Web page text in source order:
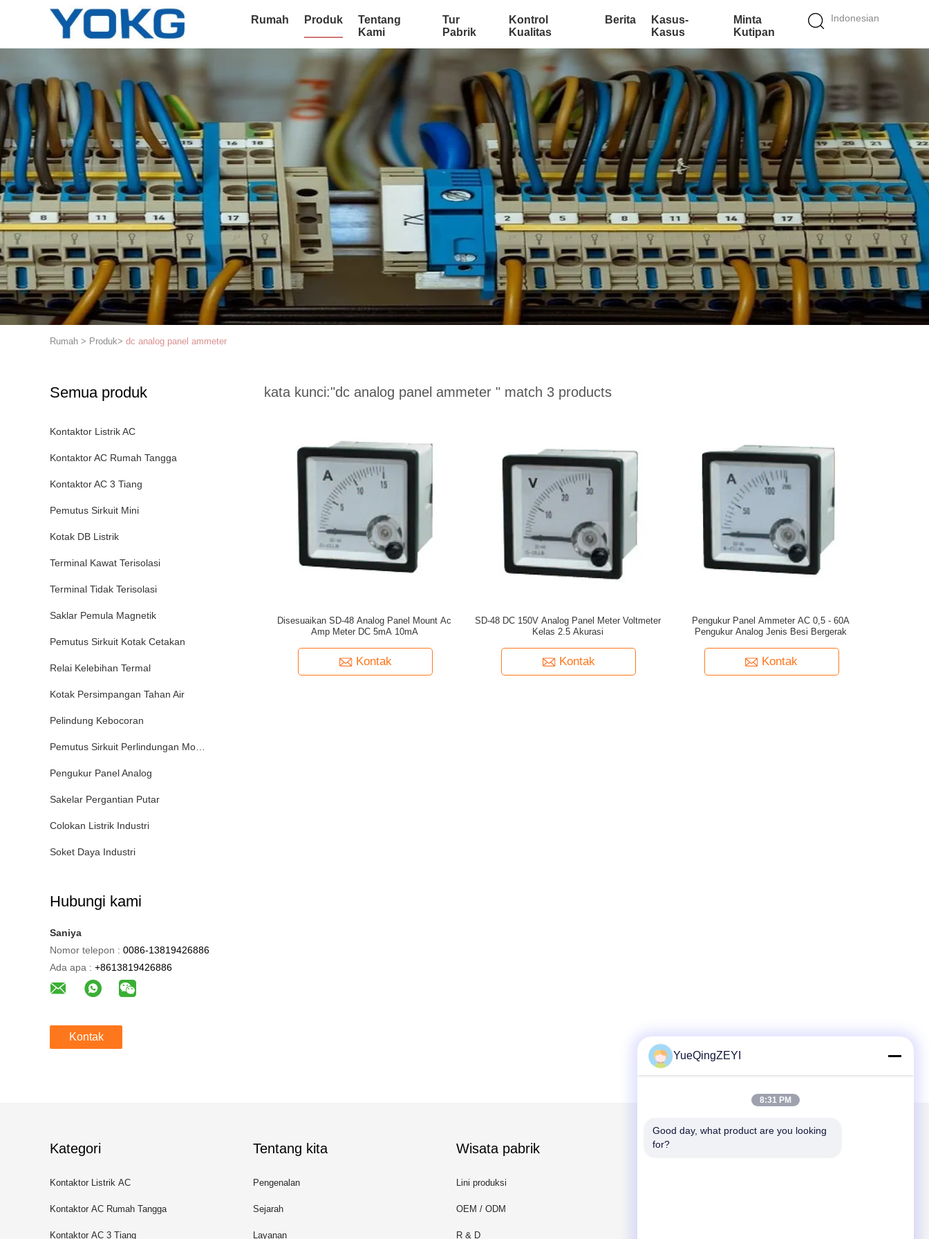
Indonesian
Rumah Produk
Tentang
Kami
Tur
Pabrik
Kontrol
Kualitas
Berita
Kasus-
Kasus
Minta
Kutipan
Rumah > Produk> dc analog panel ammeter
Semua produk
Kontaktor Listrik AC
Kontaktor AC Rumah Tangga
Kontaktor AC 3 Tiang
Pemutus Sirkuit Mini
Kotak DB Listrik
Terminal Kawat Terisolasi
Terminal Tidak Terisolasi
Saklar Pemula Magnetik
Pemutus Sirkuit Kotak Cetakan
Relai Kelebihan Termal
Kotak Persimpangan Tahan Air
Pelindung Kebocoran
Pengukur Panel Analog
Sakelar Pergantian Putar
Colokan Listrik Industri
Soket Daya Industri
Hubungi kami
Saniya
Nomor telepon : 0086-13819426886
Ada apa : +8613819426886
Kontak
kata kunci:"dc analog panel ammeter " match 3 products
Disesuaikan SD-48 Analog Panel Mount Ac
Amp Meter DC 5mA 10mA
Kontak
SD-48 DC 150V Analog Panel Meter Voltmeter
Kelas 2.5 Akurasi
Kontak
Pengukur Panel Ammeter AC 0,5 - 60A
Pengukur Analog Jenis Besi Bergerak
Kontak
Kategori
Kontaktor Listrik AC
Kontaktor AC Rumah Tangga
Kontaktor AC 3 Tiang
Tentang kita
Pengenalan
Sejarah
Layanan
Wisata pabrik
Lini produksi
OEM / ODM
R & D
Kirimkan Kami
YueQingZEYI
8:31 PM
Good day, what product are you looking
for?